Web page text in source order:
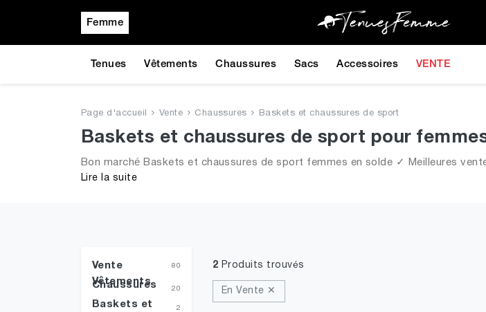
Femme
Tenues Vêtements Chaussures Sacs Accessoires VENTE
Page d'accueil Vente Chaussures Baskets et chaussures de sport
Baskets et chaussures de sport pour
Bon marché Baskets et chaussures de sport femmes en solde ✓ Meilleures
solde!
Lire la suite
Vente
Vêtements
80
Chaussures 20
Baskets et
2
2 Produits trouvés
En Vente ✕